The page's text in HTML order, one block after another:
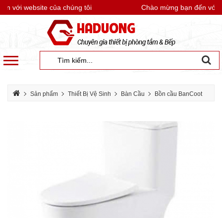
với website của chúng tôi Chào mừng bạn đến với
Sản phẩm Thiết Bị Vệ Sinh Bàn Cầu Bồn cầu BanCoot